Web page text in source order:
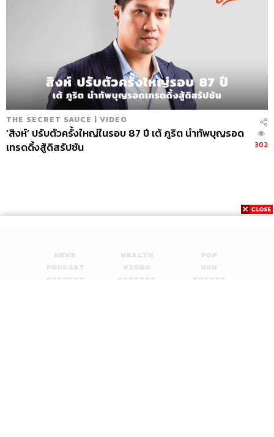
THE SECRET SAUCE | VIDEO
‘สิงห์’ ปรับตัวครั้งใหญ่ในรอบ 87 ปี เต้ ภูริต นำทัพบุญรอด
เทรดดิ้งสู้ดิสรัปชัน
302
Opinion
Careers
Events